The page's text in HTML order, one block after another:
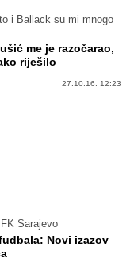
i Ballack su mi mnogo
me je razočarao,
riješilo
27.10.16. 12:23
Sarajevo
Novi izazov